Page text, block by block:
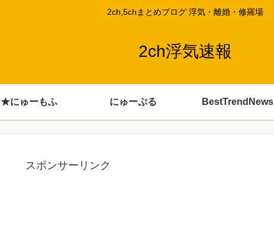
2ch,5chまとめブログ 浮気・離婚・修羅場
2ch浮気速報
★にゅーもふ にゅーぷる BestTrendNews
スポンサーリンク